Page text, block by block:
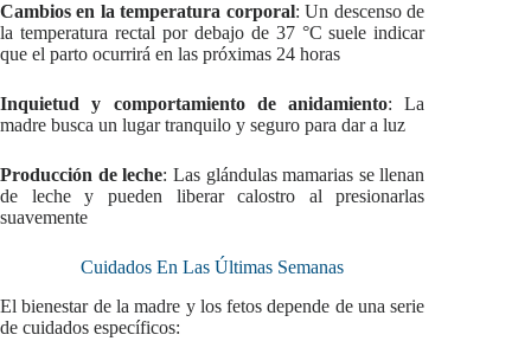
Cambios en la temperatura corporal: Un descenso de
la temperatura rectal por debajo de 37 °C suele indicar
que el parto ocurrirá en las próximas 24 horas
Inquietud y comportamiento de anidamiento: La
madre busca un lugar tranquilo y seguro para dar a luz
Producción de leche: Las glándulas mamarias se llenan
de leche y pueden liberar calostro al presionarlas
suavemente
Cuidados En Las Últimas Semanas
El bienestar de la madre y los fetos depende de una serie
de cuidados específicos: